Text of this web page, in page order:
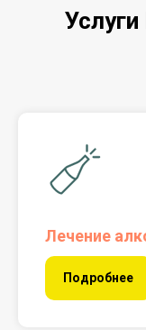
Лечение
Подробнее